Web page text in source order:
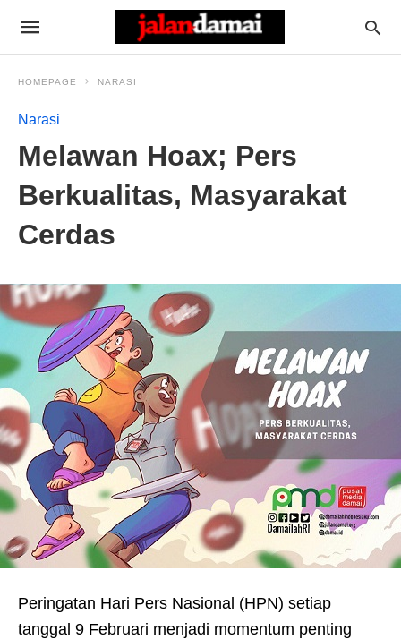
HOMEPAGE NARASI
Narasi
Melawan Hoax; Pers
Berkualitas, Masyarakat
Cerdas
Peringatan Hari Pers Nasional (HPN) setiap
tanggal 9 Februari menjadi momentum penting